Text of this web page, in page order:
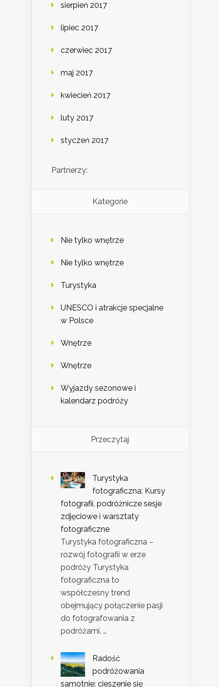
sierpień 2017
lipiec 2017
czerwiec 2017
maj 2017
kwiecień 2017
luty 2017
styczeń 2017
Partnerzy:
Kategorie
Nie tylko wnętrze
Nie tylko wnętrze
Turystyka
UNESCO i atrakcje specjalne
w Polsce
Wnętrze
Wnętrze
Wyjazdy sezonowe i
kalendarz podróży
Przeczytaj
Turystyka
fotograficzna: Kursy
fotografii, podróżnicze sesje
zdjęciowe i warsztaty
fotograficzne
Turystyka fotograficzna –
rozwój fotografii w erze
podróży Turystyka
fotograficzna to
współczesny trend
obejmujący połączenie pasji
do fotografowania z
podróżami. …
Radość
podróżowania
samotnie: cieszenie się